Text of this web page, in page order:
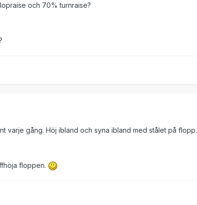
och 70% turnraise?
varje gång. Höj ibland och syna ibland med stålet på flopp.
floppen.